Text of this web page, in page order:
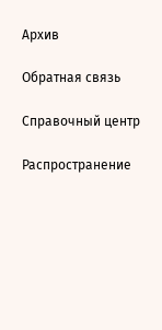
Архив
Обратная связь
Справочный центр
Распространение